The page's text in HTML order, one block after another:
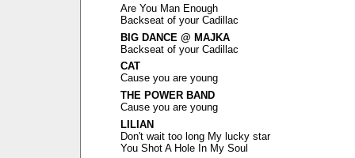
Are You Man Enough
Backseat of your Cadillac
BIG DANCE @ MAJKA
Backseat of your Cadillac
CAT
Cause you are young
THE POWER BAND
Cause you are young
LILIAN
Don't wait too long My lucky star
You Shot A Hole In My Soul